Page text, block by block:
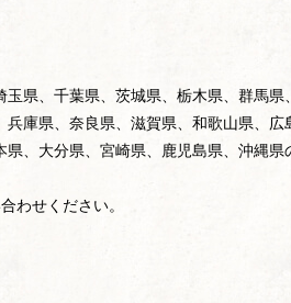
県、千葉県、茨城県、栃木県、群馬
庫県、奈良県、滋賀県、和歌山県、広
、大分県、宮崎県、鹿児島県、沖縄
わせください。